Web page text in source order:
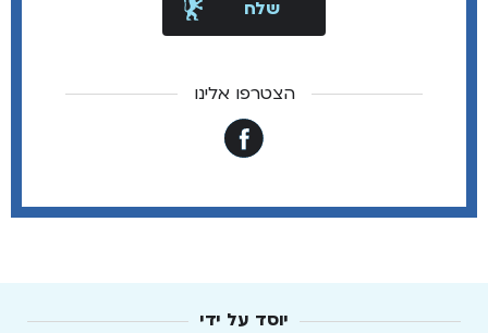
הצטרפו אלינו
יוסד על ידי